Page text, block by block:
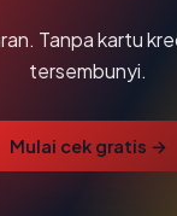
Tanpa kartu
tersembunyi.
Mulai cek gratis →